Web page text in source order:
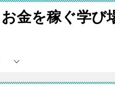
お金を稼ぐ学び